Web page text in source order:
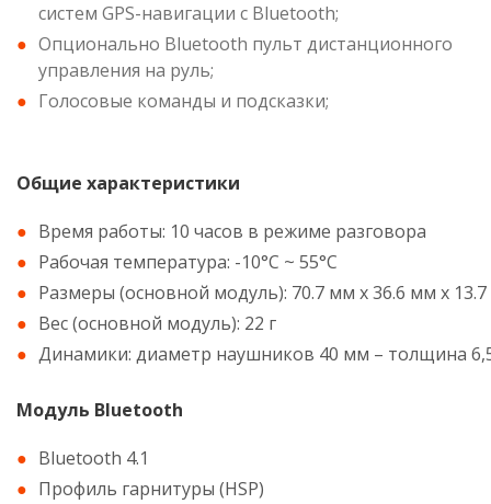
систем GPS-навигации с Bluetooth;
Опционально Bluetooth пульт дистанционного
управления на руль;
Голосовые команды и подсказки;
Общие характеристики
Время работы: 10 часов в режиме разговора
Рабочая температура: -10°C ~ 55°C
Размеры (основной модуль): 70.7 мм x 36.6 мм x
Вес (основной модуль): 22 г
Динамики: диаметр наушников 40 мм – толщина
Модуль Bluetooth
Bluetooth 4.1
Профиль гарнитуры (HSP)